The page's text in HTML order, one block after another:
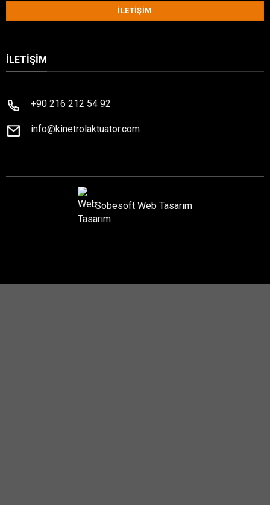
İLETIŞIM
İLETIŞIM
+90 216 212 54 92
info@kinetrolaktuator.com
Sobesoft Web Tasarım